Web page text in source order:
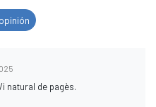
natural de pagès.